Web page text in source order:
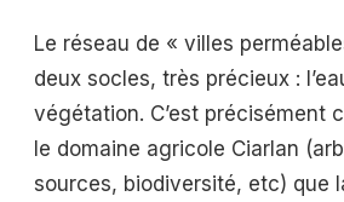
Le réseau de « villes
deux socles, très précieux :
végétation. C’est précisément
le domaine agricole Ciarlan
sources, biodiversité, etc) que